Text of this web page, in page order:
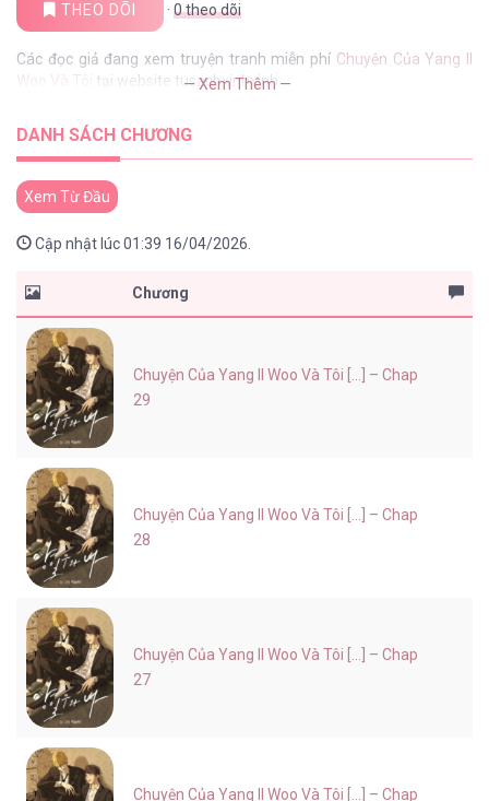
THEO DÕI · 0theo dõi
Các đọc giả đang xem truyện tranh miễn phí Chuyện Của Yang Il
Woo Và Tôi
tại website tusachxinhxinh
— Xem Thêm —
DANH SÁCH CHƯƠNG
Xem Từ Đầu
Cập nhật lúc 01:39 16/04/2026.
Chương
Chuyện Của Yang Il Woo Và Tôi [...] – Chap
29
Chuyện Của Yang Il Woo Và Tôi [...] – Chap
28
Chuyện Của Yang Il Woo Và Tôi [...] – Chap
27
Chuyện Của Yang Il Woo Và Tôi [...] – Chap